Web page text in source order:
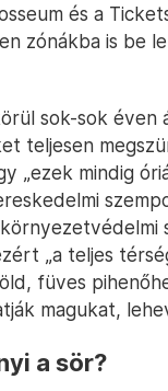
és a
zónákba is be
sok-sok éven
teljesen
„ezek mindig
„a teljes
füves
magukat,
a sör?